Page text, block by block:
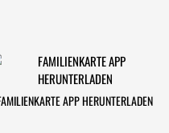
APP HERUNTERLADEN